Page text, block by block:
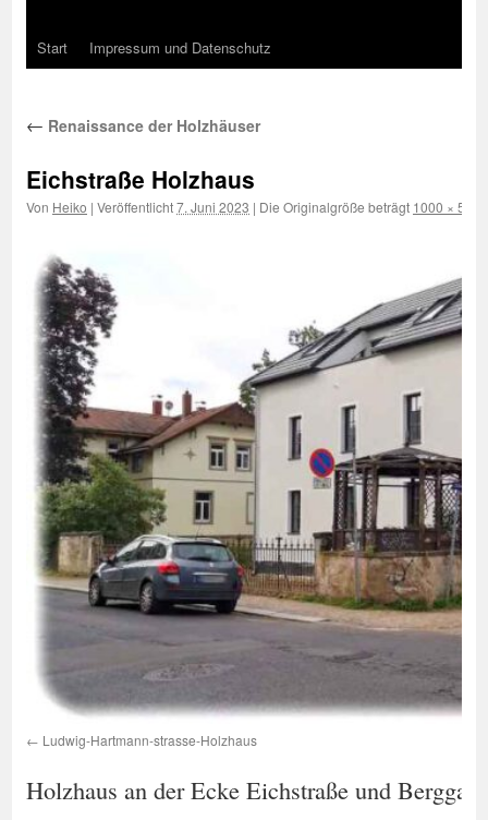
Start Impressum und Datenschutz
← Renaissance der Holzhäuser
Eichstraße Holzhaus
Von Heiko | Veröffentlicht7. Juni 2023 | Die Originalgröße beträgt 1000 × 500
Ludwig-Hartmann-strasse-Holzhaus
Holzhaus an der Ecke Eichstraße und